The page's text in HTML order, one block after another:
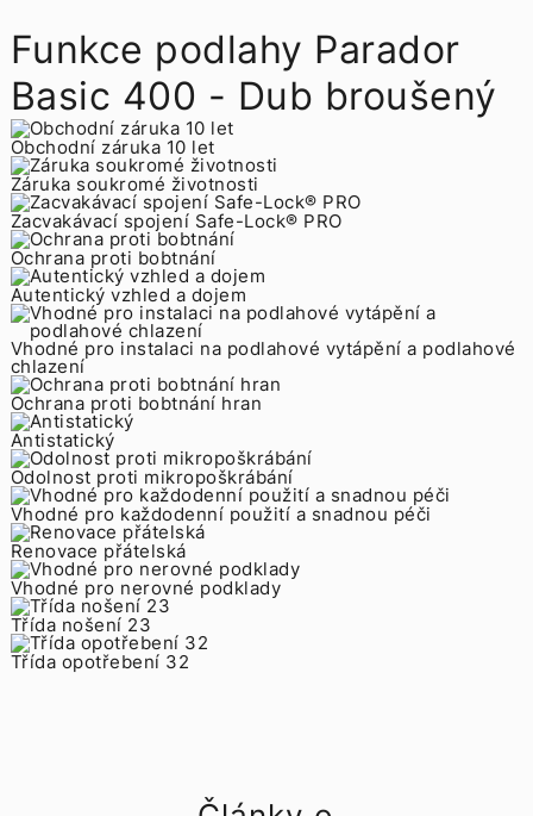
Funkce podlahy Parador
Basic 400 - Dub broušený
Obchodní záruka 10 let
Záruka soukromé životnosti
Zacvakávací spojení Safe-Lock® PRO
Ochrana proti bobtnání
Autentický vzhled a dojem
Vhodné pro instalaci na podlahové vytápění a podlahové
chlazení
Ochrana proti bobtnání hran
Antistatický
Odolnost proti mikropoškrábání
Vhodné pro každodenní použití a snadnou péči
Renovace přátelská
Vhodné pro nerovné podklady
Třída nošení 23
Třída opotřebení 32